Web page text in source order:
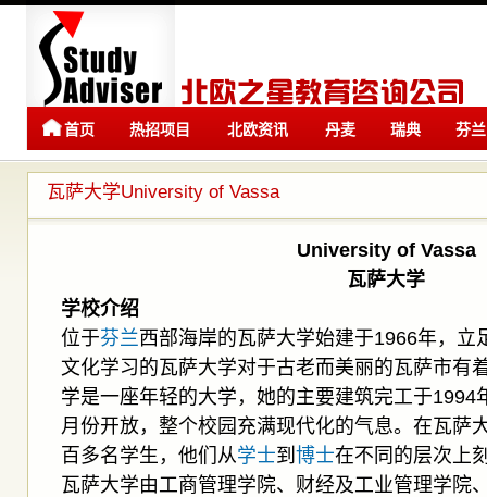
首页 热招项目 北欧资讯 丹麦
留学
瑞典
留学
芬兰
瓦萨大学University of Vassa
University of Vassa
瓦萨大学
学校介绍
位于芬兰西部海岸的瓦萨大学始建于1966年，立
文化学习的瓦萨大学对于古老而美丽的瓦萨市有
学是一座年轻的大学，她的主要建筑完工于1994
月份开放，整个校园充满现代化的气息。在瓦萨
百多名学生，他们从学士到 博士在不同的层次上
瓦萨大学由工商管理学院、财经及工业管理学院